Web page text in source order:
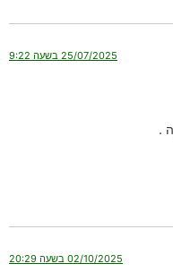
25/07/2025 בשעה 9:22
.
02/10/2025 בשעה 20:29